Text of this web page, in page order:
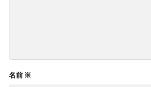
名前 ※